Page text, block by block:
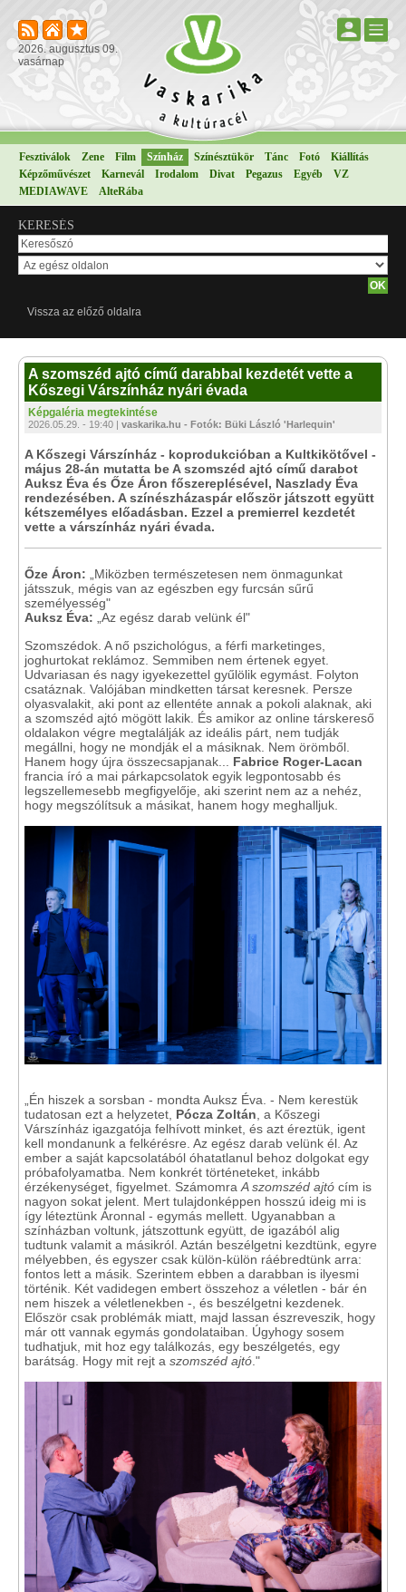
2026. augusztus 09.
vasárnap
Fesztiválok Zene Film Színház Színésztükör Tánc Fotó
Kiállítás
Képzőművészet
Karnevál Irodalom Divat Pegazus Egyéb
VZ
MEDIAWAVE
AlteRába
KERESÉS
Vissza az előző oldalra
A szomszéd ajtó című darabbal kezdetét vette a
Kőszegi Várszínház nyári évada
Képgaléria megtekintése
2026.05.29. - 19:40 | vaskarika.hu - Fotók: Büki László 'Harlequin'
A Kőszegi Várszínház - koprodukcióban a Kultkikötővel -
május 28-án mutatta be A szomszéd ajtó című darabot
Auksz Éva és Őze Áron főszereplésével, Naszlady Éva
rendezésében. A színészházaspár először játszott együtt
kétszemélyes előadásban. Ezzel a premierrel kezdetét
vette a várszínház nyári évada.
Őze Áron: „Miközben természetesen nem önmagunkat
játsszuk, mégis van az egészben egy furcsán sűrű
személyesség"
Auksz Éva: „Az egész darab velünk él"
Szomszédok. A nő pszichológus, a férfi marketinges,
joghurtokat reklámoz. Semmiben nem értenek egyet.
Udvariasan és nagy igyekezettel gyűlölik egymást. Folyton
csatáznak. Valójában mindketten társat keresnek. Persze
olyasvalakit, aki pont az ellentéte annak a pokoli alaknak, aki
a szomszéd ajtó mögött lakik. És amikor az online társkereső
oldalakon végre megtalálják az ideális párt, nem tudják
megállni, hogy ne mondják el a másiknak. Nem örömből.
Hanem hogy újra összecsapjanak... Fabrice Roger-Lacan
francia író a mai párkapcsolatok egyik legpontosabb és
legszellemesebb megfigyelője, aki szerint nem az a nehéz,
hogy megszólítsuk a másikat, hanem hogy meghalljuk.
„Én hiszek a sorsban - mondta Auksz Éva. - Nem kerestük
tudatosan ezt a helyzetet, Pócza Zoltán , a Kőszegi
Várszínház igazgatója felhívott minket, és azt éreztük, igent
kell mondanunk a felkérésre. Az egész darab velünk él. Az
ember a saját kapcsolatából óhatatlanul behoz dolgokat egy
próbafolyamatba. Nem konkrét történeteket, inkább
érzékenységet, figyelmet. Számomra A szomszéd ajtó cím is
nagyon sokat jelent. Mert tulajdonképpen hosszú ideig mi is
így léteztünk Áronnal - egymás mellett. Ugyanabban a
színházban voltunk, játszottunk együtt, de igazából alig
tudtunk valamit a másikról. Aztán beszélgetni kezdtünk, egyre
mélyebben, és egyszer csak külön-külön ráébredtünk arra:
fontos lett a másik. Szerintem ebben a darabban is ilyesmi
történik. Két vadidegen embert összehoz a véletlen - bár én
nem hiszek a véletlenekben -, és beszélgetni kezdenek.
Először csak problémák miatt, majd lassan észreveszik, hogy
már ott vannak egymás gondolataiban. Úgyhogy sosem
tudhatjuk, mit hoz egy találkozás, egy beszélgetés, egy
barátság. Hogy mit rejt a szomszéd ajtó ."